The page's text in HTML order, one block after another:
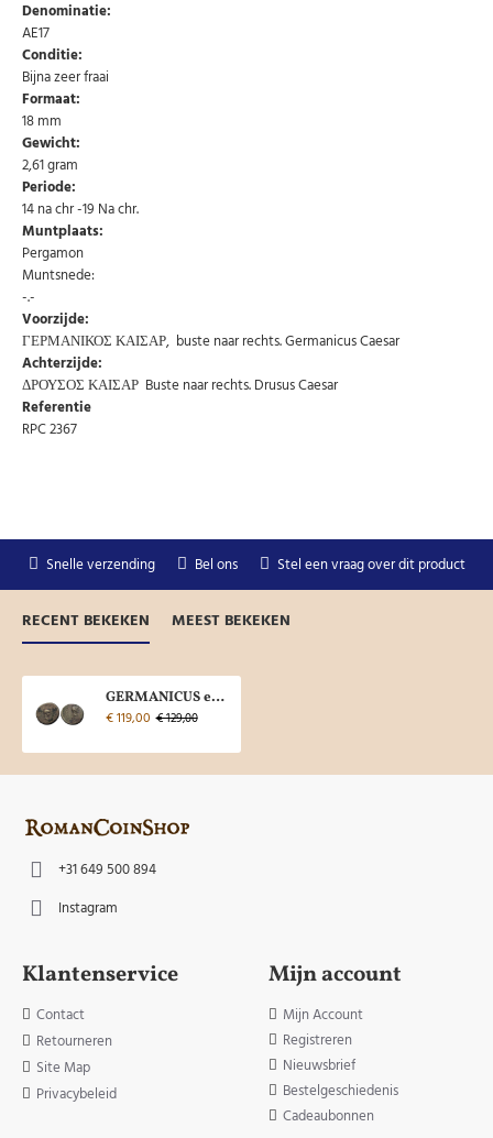
Denominatie:
AE17
Conditie:
Bijna zeer fraai
Formaat:
18 mm
Gewicht:
2,61 gram
Periode:
14 na chr -19 Na chr.
Muntplaats:
Pergamon
Muntsnede:
-.-
Voorzijde:
ΓΕΡΜΑΝΙΚΟΣ ΚΑΙΣΑΡ, buste naar rechts. Germanicus Caesar
Achterzijde:
ΔΡΟΥΣΟΣ ΚΑΙΣΑΡ Buste naar rechts. Drusus Caesar
Referentie
RPC 2367
Snelle verzending Bel ons Stel een vraag over dit product
RECENT BEKEKEN MEEST BEKEKEN
GERMANICUS en DRUSUS zeldzaam (F26134)
€ 119,00 € 129,00
+31 649 500 894
Instagram
Klantenservice
Contact
Retourneren
Site Map
Privacybeleid
Mijn account
Mijn Account
Registreren
Nieuwsbrief
Bestelgeschiedenis
Cadeaubonnen